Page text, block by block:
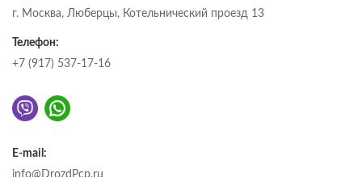
г. Москва, Люберцы, Котельнический проезд 13
Телефон:
+7 (917) 537-17-16
E-mail: